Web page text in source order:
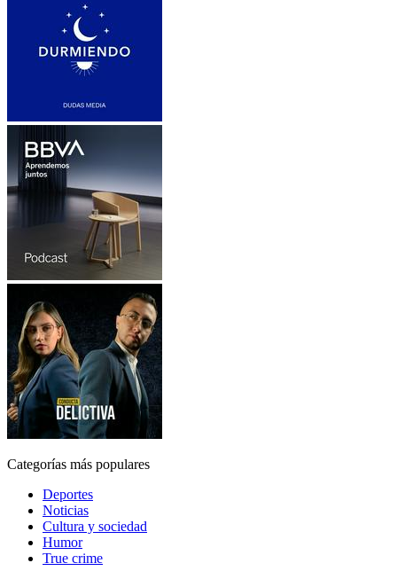
Categorías más populares
Deportes
Noticias
Cultura y sociedad
Humor
True crime